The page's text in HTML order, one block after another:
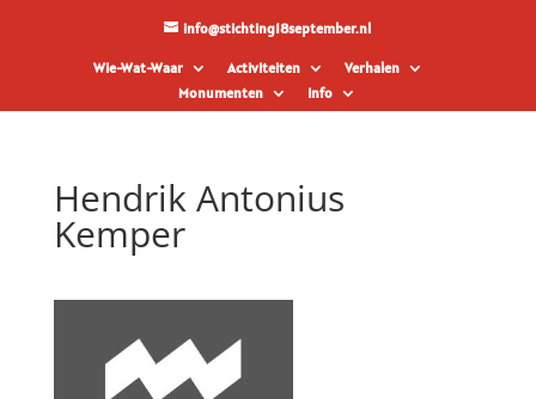
info@stichting18september.nl
Wie-Wat-Waar Activiteiten
Verhalen
Monumenten
Info
Hendrik Antonius
Kemper